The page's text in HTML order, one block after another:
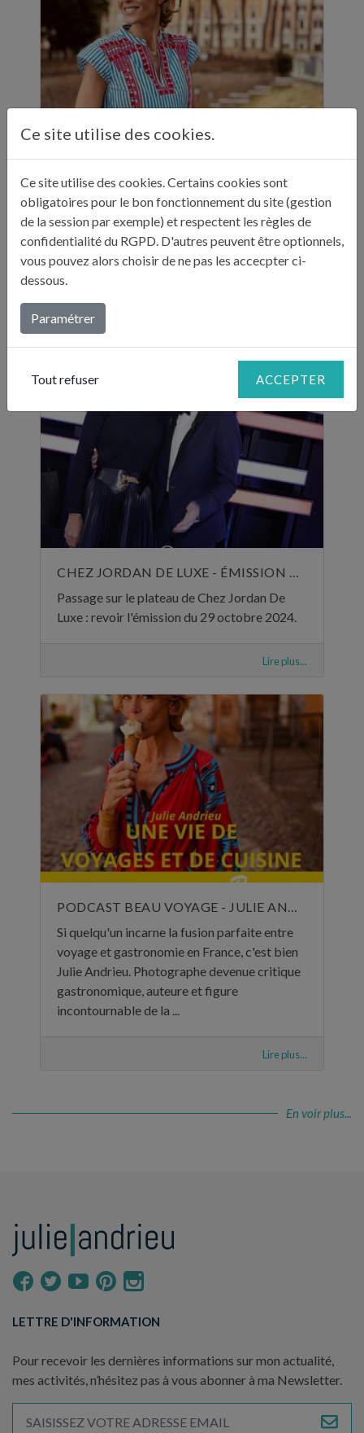
ELLE A TABLE - 11 ADRESSES GASTRONOMIQUES RECOMMANDÉES PAR JULIE ANDRIEU - NOVEMBRE 2024
"Sur ses réseaux, Julie Andrieu nous emmène
en Italie pendant cinq semaines à la
découverte de différentes villes. Entre
adresses culturelles, musées, ...
CHEZ JORDAN DE LUXE - ÉMISSION DU 29 OCTOBRE 2024
Passage sur le plateau de Chez Jordan De
Luxe : revoir l'émission du 29 octobre 2024.
Lire plus...
PODCAST BEAU VOYAGE - JULIE ANDRIEU, UNE VIE DE VOYAGES ET DE CUISINE - 5 NOVEMBRE 2024
Si quelqu'un incarne la fusion parfaite entre
voyage et gastronomie en France, c'est bien
Julie Andrieu. Photographe devenue critique
gastronomique, auteure et figure
incontournable de la ...
Lire plus...
En voir plus...
LETTRE D'INFORMATION
Pour recevoir les dernières informations sur mon actualité,
mes activités, n’hésitez pas à vous abonner à ma Newsletter.
Ce site utilise des cookies.
Ce site utilise des cookies. Certains cookies sont
obligatoires pour le bon fonctionnement du site (gestion
de la session par exemple) et respectent les règles de
confidentialité du RGPD. D'autres peuvent être optionnels,
vous pouvez alors choisir de ne pas les accecpter ci-
dessous.
Paramétrer
Tout refuser ACCEPTER